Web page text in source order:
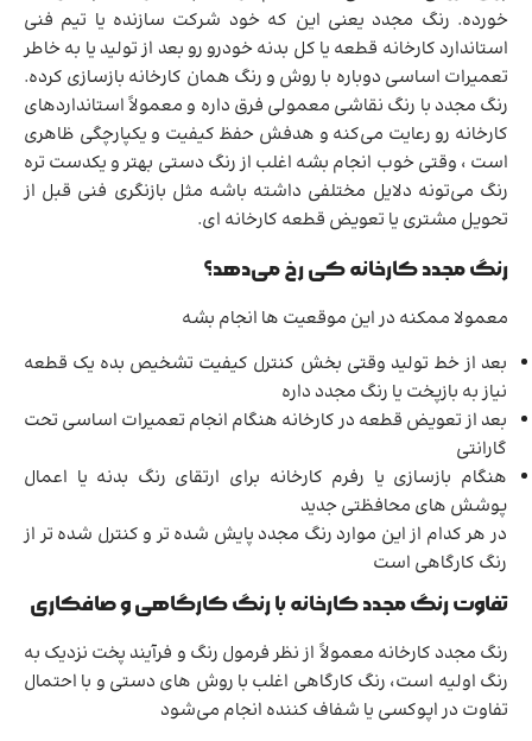
خورده. رنگ مجدد یعنی این که خود شرکت سازنده یا تیم فنی
استاندارد کارخانه قطعه یا کل بدنه خودرو رو بعد از تولید یا به خاطر
تعمیرات اساسی دوباره با روش و رنگ همان کارخانه بازسازی کرده.
رنگ مجدد با رنگ نقاشی معمولی فرق داره و معمولاً استانداردهای
کارخانه رو رعایت می‌کنه و هدفش حفظ کیفیت و یکپارچگی ظاهری
است ، وقتی خوب انجام بشه اغلب از رنگ دستی بهتر و یکدست تره
رنگ می‌تونه دلایل مختلفی داشته باشه مثل بازنگری فنی قبل از
تحویل مشتری یا تعویض قطعه کارخانه ای.
رنگ مجدد کارخانه کی رخ می‌دهد؟
معمولا ممکنه در این موقعیت ها انجام بشه
بعد از خط تولید وقتی بخش کنترل کیفیت تشخیص بده یک قطعه
نیاز به بازپخت یا رنگ مجدد داره
بعد از تعویض قطعه در کارخانه هنگام انجام تعمیرات اساسی تحت
گارانتی
هنگام بازسازی یا رفرم کارخانه برای ارتقای رنگ بدنه یا اعمال
پوشش های محافظتی جدید
در هر کدام از این موارد رنگ مجدد پایش شده تر و کنترل شده تر از
رنگ کارگاهی است
تفاوت رنگ مجدد کارخانه با رنگ کارگاهی و صافکاری
رنگ مجدد کارخانه معمولاً از نظر فرمول رنگ و فرآیند پخت نزدیک به
رنگ اولیه است، رنگ کارگاهی اغلب با روش های دستی و با احتمال
تفاوت در اپوکسی یا شفاف کننده انجام می‌شود